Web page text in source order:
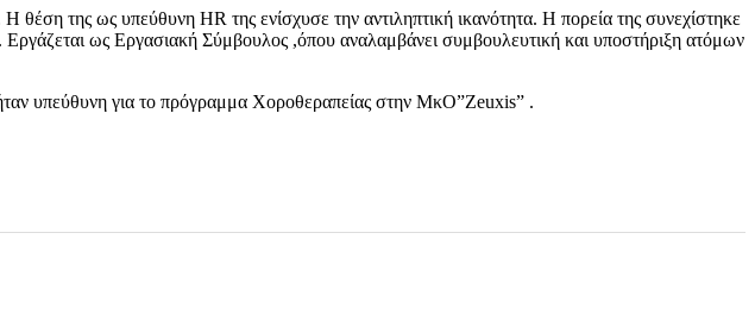
της ως υπεύθυνη HR της ενίσχυσε την αντιληπτική ικανότητα. Η πορεία της συνεχίστηκε
ως Εργασιακή Σύμβουλος ,όπου αναλαμβάνει συμβουλευτική και υποστήριξη ατόμων
υπεύθυνη για το πρόγραμμα Χοροθεραπείας στην ΜκΟ”Zeuxis” .